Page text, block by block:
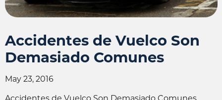
Accidentes de Vuelco Son
Demasiado Comunes
May 23, 2016